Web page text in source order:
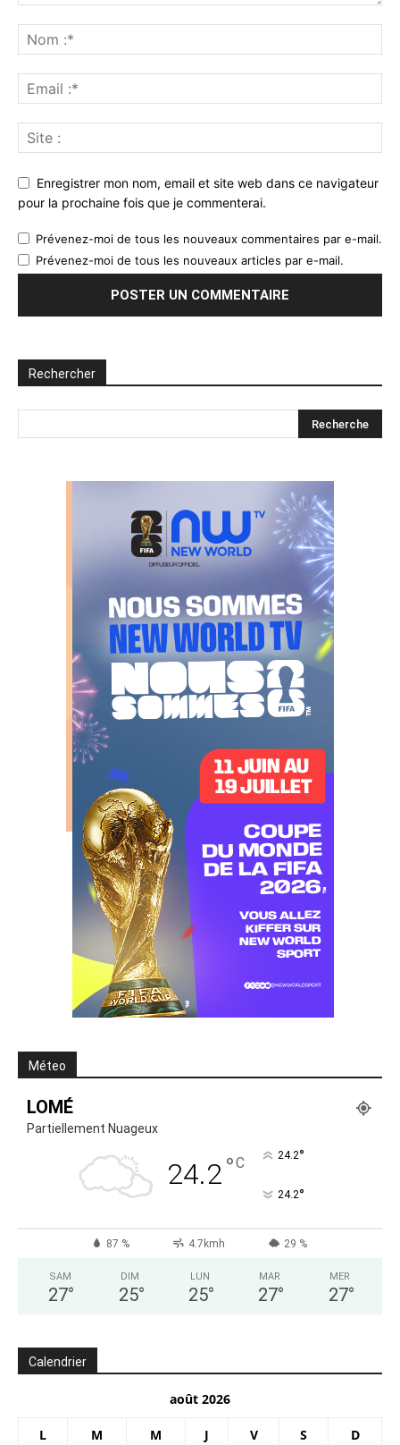
Enregistrer mon nom, email et site web dans ce navigateur
pour la prochaine fois que je commenterai.
Prévenez-moi de tous les nouveaux commentaires par e-mail.
Prévenez-moi de tous les nouveaux articles par e-mail.
Rechercher
Méteo
LOMÉ
Partiellement Nuageux
24.2°C 24.2°
24.2°
87 % 4.7kmh 29 %
SAM
27°
DIM
25°
LUN
25°
MAR
27°
MER
27°
Calendrier
août 2026
L M M J V S D